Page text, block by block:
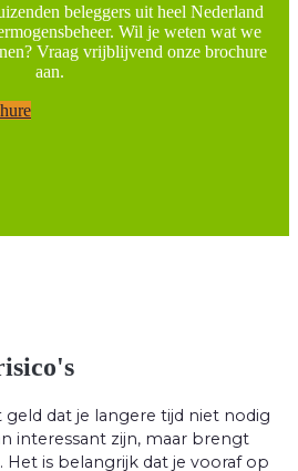
beleggers uit heel Nederland
Wil je weten wat we
Vraag vrijblijvend onze brochure
aan.
dat je langere tijd niet nodig
interessant zijn, maar brengt
Het is belangrijk dat je vooraf op